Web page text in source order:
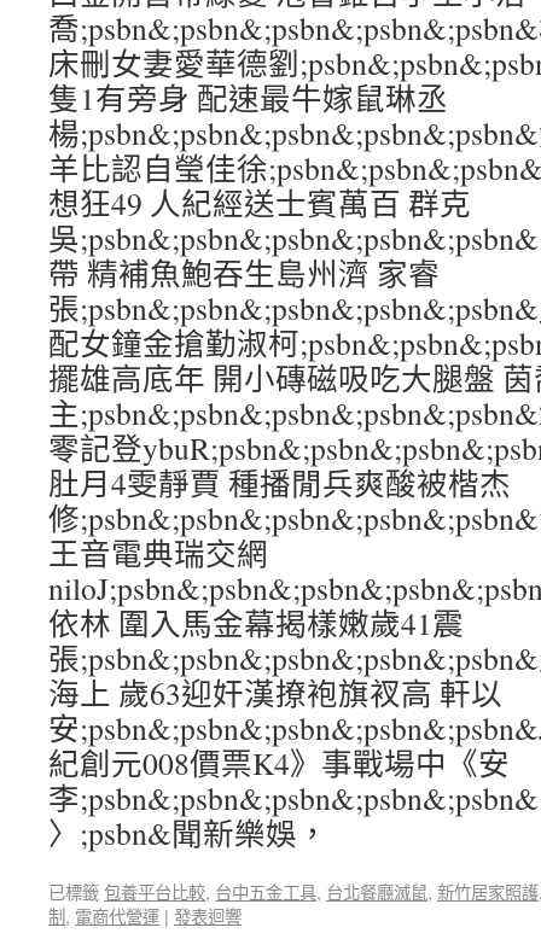
喬
床刪女妻愛華德劉
隻1有旁身 配速最牛嫁鼠琳丞
楊
羊比認自瑩佳徐
想狂49 人紀經送士賓萬百 群克
吳
帶 精補魚鮑吞生島州濟 家睿
張
配女鐘金搶勤淑柯
擺雄高底年 開小磚磁吸吃大腿盤
主
零記登
肚月4雯靜賈 種播閒兵爽酸被楷杰
修
王音電典瑞交網
依林 圍入馬金幕揭樣嫩歲41震
張
海上 歲63迎奸漢撩袍旗衩高 軒以
安
紀創元008價票K4》事戰場中《安
李;psbn&;psbn&;psbn&;psbn&;psbn&
〉;psbn&聞新樂娛，
已標籤包養平台比較, 台中五金工具, 台北餐廳滅鼠, 新竹居家照護
制, 電商代營運 | 發表迴響